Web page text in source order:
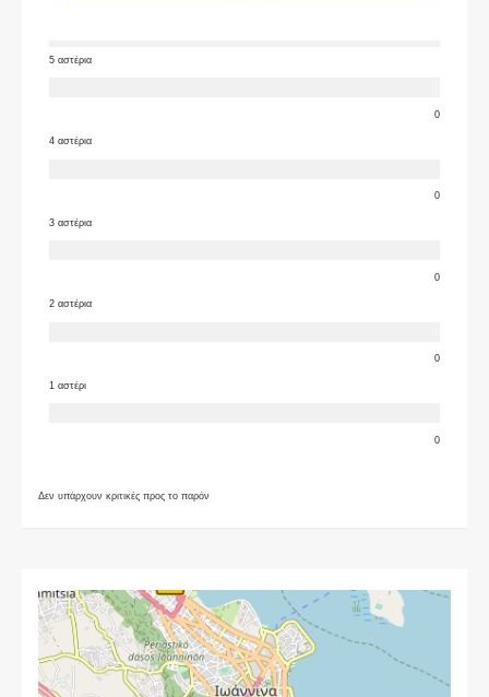
5 αστέρια
0
4 αστέρια
0
3 αστέρια
0
2 αστέρια
0
1 αστέρι
0
Δεν υπάρχουν κριτικές προς το παρόν